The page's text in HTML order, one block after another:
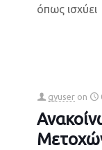
όπως ισχύει
gyuser on